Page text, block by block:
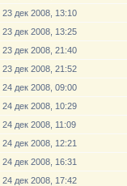
23 дек 2008, 13:10
23 дек 2008, 13:25
23 дек 2008, 21:40
23 дек 2008, 21:52
24 дек 2008, 09:00
24 дек 2008, 10:29
24 дек 2008, 11:09
24 дек 2008, 12:21
24 дек 2008, 16:31
24 дек 2008, 17:42